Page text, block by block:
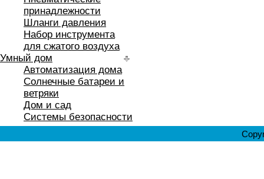
принадлежности
Шланги давления
Набор инструмента
для сжатого воздуха
Умный дом
Автоматизация дома
Солнечные батареи и
ветряки
Дом и сад
Системы безопасности